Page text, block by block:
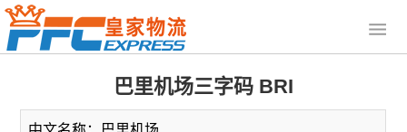
巴里机场三字码 BRI